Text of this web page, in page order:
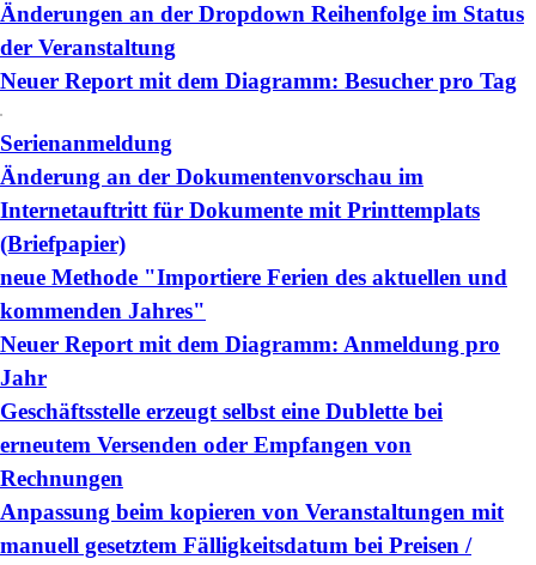
Änderungen an der Dropdown Reihenfolge im Status
der Veranstaltung
Neuer Report mit dem Diagramm: Besucher pro Tag
Serienanmeldung
Änderung an der Dokumentenvorschau im
Internetauftritt für Dokumente mit Printtemplats
(Briefpapier)
neue Methode "Importiere Ferien des aktuellen und
kommenden Jahres"
Neuer Report mit dem Diagramm: Anmeldung pro
Jahr
Geschäftsstelle erzeugt selbst eine Dublette bei
erneutem Versenden oder Empfangen von
Rechnungen
Anpassung beim kopieren von Veranstaltungen mit
manuell gesetztem Fälligkeitsdatum bei Preisen /